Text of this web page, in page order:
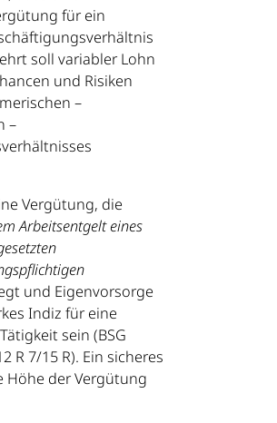
für ein
soll variabler Lohn
und Risiken
–
–
Vergütung, die
Arbeitsentgelt eines
und Eigenvorsorge
Indiz für eine
sein (BSG
R 7/15 R). Ein sicheres
Höhe der Vergütung